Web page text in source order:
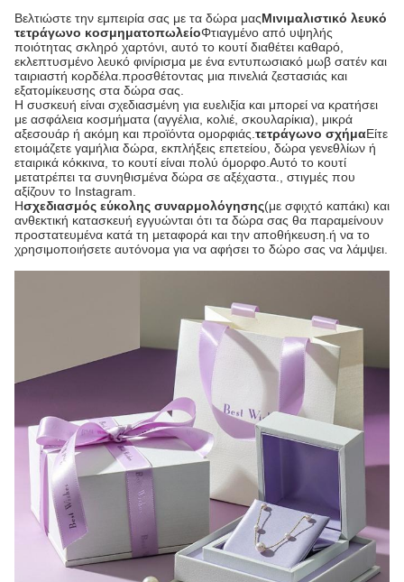
Βελτιώστε την εμπειρία σας με τα δώρα μαςΜινιμαλιστικό λευκό
τετράγωνο κοσμηματοπωλείοΦτιαγμένο από υψηλής
ποιότητας σκληρό χαρτόνι, αυτό το κουτί διαθέτει καθαρό,
εκλεπτυσμένο λευκό φινίρισμα με ένα εντυπωσιακό μωβ σατέν και
ταιριαστή κορδέλα.προσθέτοντας μια πινελιά ζεστασιάς και
εξατομίκευσης στα δώρα σας.
Η συσκευή είναι σχεδιασμένη για ευελιξία και μπορεί να κρατήσει
με ασφάλεια κοσμήματα (αγγέλια, κολιέ, σκουλαρίκια), μικρά
αξεσουάρ ή ακόμη και προϊόντα ομορφιάς. τετράγωνο σχήμαΕίτε
ετοιμάζετε γαμήλια δώρα, εκπλήξεις επετείου, δώρα γενεθλίων ή
εταιρικά κόκκινα, το κουτί είναι πολύ όμορφο.Αυτό το κουτί
μετατρέπει τα συνηθισμένα δώρα σε αξέχαστα., στιγμές που
αξίζουν το Instagram.
Ησχεδιασμός εύκολης συναρμολόγησης(με σφιχτό καπάκι) και
ανθεκτική κατασκευή εγγυώνται ότι τα δώρα σας θα παραμείνουν
προστατευμένα κατά τη μεταφορά και την αποθήκευση.ή να το
χρησιμοποιήσετε αυτόνομα για να αφήσει το δώρο σας να λάμψει.